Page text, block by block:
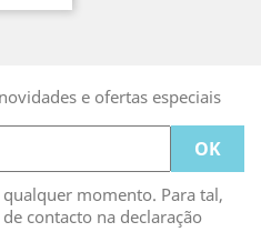
e ofertas especiais
momento. Para tal,
contacto na declaração